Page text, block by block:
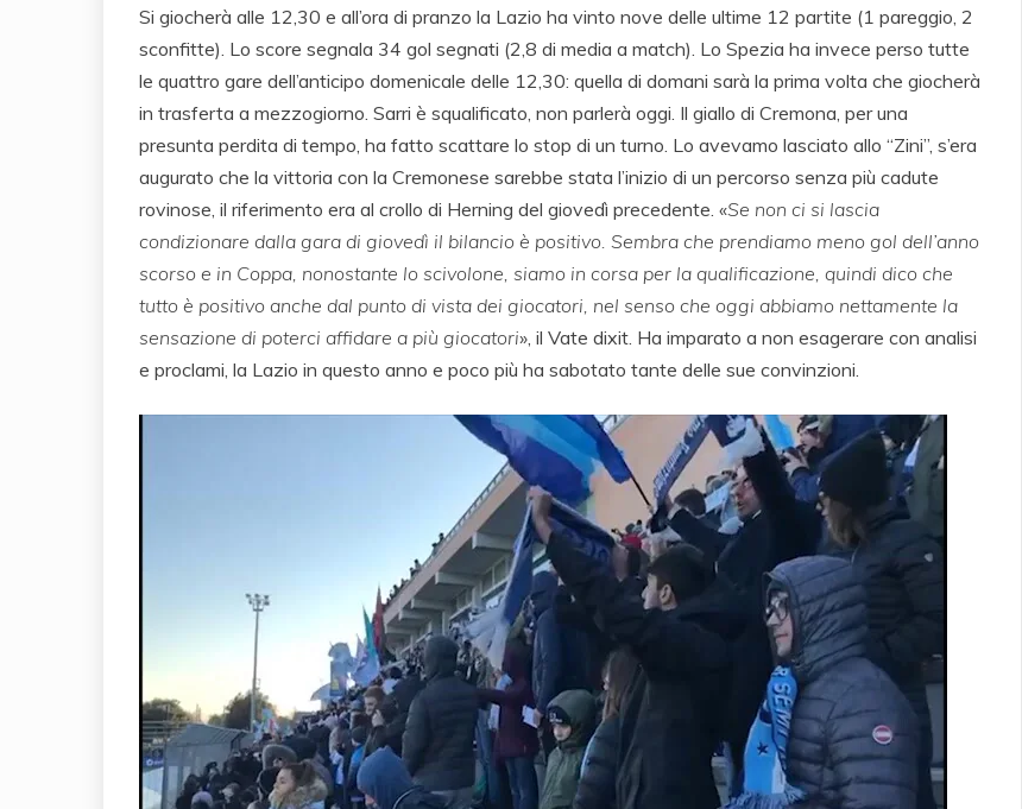
Si giocherà alle 12,30 e all’ora di pranzo la Lazio ha vinto nove delle ultime 12 partite (1 pareggio, 2
sconfitte). Lo score segnala 34 gol segnati (2,8 di media a match). Lo Spezia ha invece perso tutte
le quattro gare dell’anticipo domenicale delle 12,30: quella di domani sarà la prima volta che giocherà
in trasferta a mezzogiorno. Sarri è squalificato, non parlerà oggi. Il giallo di Cremona, per una
presunta perdita di tempo, ha fatto scattare lo stop di un turno. Lo avevamo lasciato allo “Zini”, s’era
augurato che la vittoria con la Cremonese sarebbe stata l’inizio di un percorso senza più cadute
rovinose, il riferimento era al crollo di Herning del giovedì precedente. «Se non ci si lascia
condizionare dalla gara di giovedì il bilancio è positivo. Sembra che prendiamo meno gol dell’anno
scorso e in Coppa, nonostante lo scivolone, siamo in corsa per la qualificazione, quindi dico che
tutto è positivo anche dal punto di vista dei giocatori, nel senso che oggi abbiamo nettamente la
sensazione di poterci affidare a più giocatori», il Vate dixit. Ha imparato a non esagerare con analisi
e proclami, la Lazio in questo anno e poco più ha sabotato tante delle sue convinzioni.